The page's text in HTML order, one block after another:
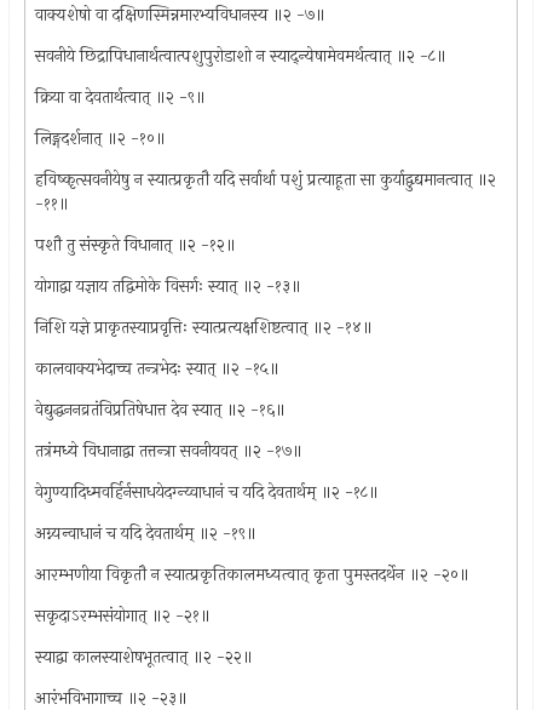
वाक्यशेषो वा दक्षिणस्मिन्नमारभ्यविधानस्य ॥२ -७॥
सवनीये छिद्रापिधानार्थत्वात्पशुपुरोडाशो न स्याद्न्येषामेवमर्थत्वात् ॥२ -८॥
क्रिया वा देवतार्थत्वात् ॥२ -९॥
लिङ्गदर्शनात् ॥२ -१०॥
हविष्कृत्सवनीयेषु न स्यात्प्रकृतौ यदि सर्वार्था पशुं प्रत्याहूता सा कुर्याद्वुद्यमानत्वात् ॥२
-११॥
पशौ तु संस्कृते विधानात् ॥२ -१२॥
योगाद्वा यज्ञाय तद्विमोके विसर्गः स्यात् ॥२ -१३॥
निशि यज्ञे प्राकृतस्याप्रवृत्तिः स्यात्प्रत्यक्षशिष्टत्वात् ॥२ -१४॥
कालवाक्यभेदाच्च तन्त्रभेदः स्यात् ॥२ -१५॥
वेद्युद्धननव्रतंविप्रतिषेधात्त देव स्यात् ॥२ -१६॥
तत्रंमध्ये विधानाद्वा तत्तन्त्रा सवनीयवत् ॥२ -१७॥
वेगुण्यादिध्मवर्हिर्नसाधयेदग्न्य्वाधानं च यदि देवतार्थम् ॥२ -१८॥
अग्न्यन्वाधानं च यदि देवतार्थम् ॥२ -१९॥
आरम्भणीया विकृतौ न स्यात्प्रकृतिकालमध्यत्वात् कृता पुमस्तदर्थेन ॥२ -२०॥
सकृदाऽरम्भसंयोगात् ॥२ -२१॥
स्याद्वा कालस्याशेषभूतत्वात् ॥२ -२२॥
आरंभविभागाच्च ॥२ -२३॥